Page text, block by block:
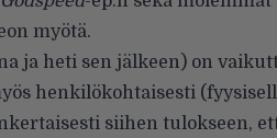
myötä.
ja heti sen jälkeen) on
henkilökohtaisesti
siihen tulokseen,